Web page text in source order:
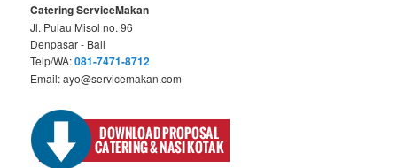
Catering ServiceMakan
Jl. Pulau Misol no. 96
Denpasar - Bali
Telp/WA:081-7471-8712
Email: ayo@servicemakan.com